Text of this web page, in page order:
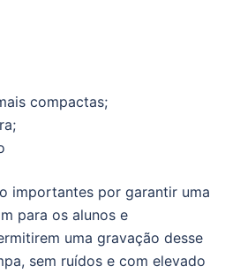
compactas;
importantes por garantir uma
para os alunos e
uma gravação desse
sem ruídos e com elevado